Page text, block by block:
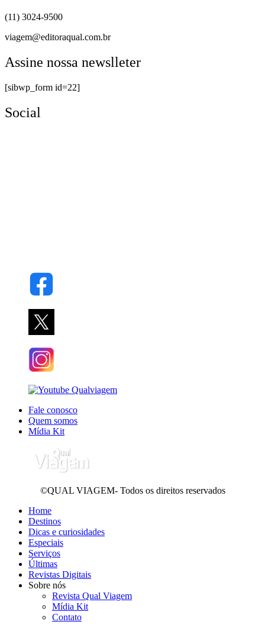
(11) 3024-9500
viagem@editoraqual.com.br
Assine nossa newslleter
[sibwp_form id=22]
Social
Fale conosco
Quem somos
Mídia Kit
©QUAL VIAGEM- Todos os direitos reservados
Home
Destinos
Dicas e curiosidades
Especiais
Serviços
Últimas
Revistas Digitais
Sobre nós
Revista Qual Viagem
Mídia Kit
Contato